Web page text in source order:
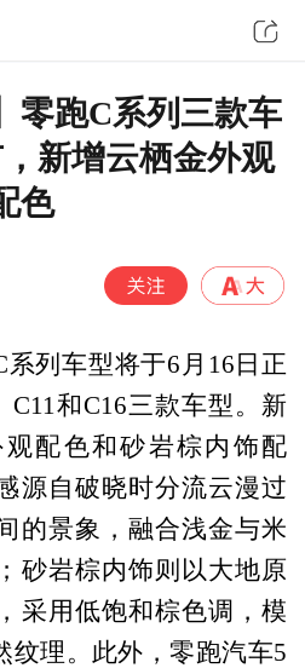
零跑C系列三款车
新增云栖金外观
色
列车型将于6月16日正
C11和C16三款车型。新
配色和砂岩棕内饰配
源自破晓时分流云漫过
的景象，融合浅金与米
砂岩棕内饰则以大地原
采用低饱和棕色调，模
纹理。此外，零跑汽车5